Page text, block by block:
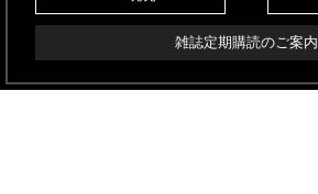
雑誌定期購読のご案内